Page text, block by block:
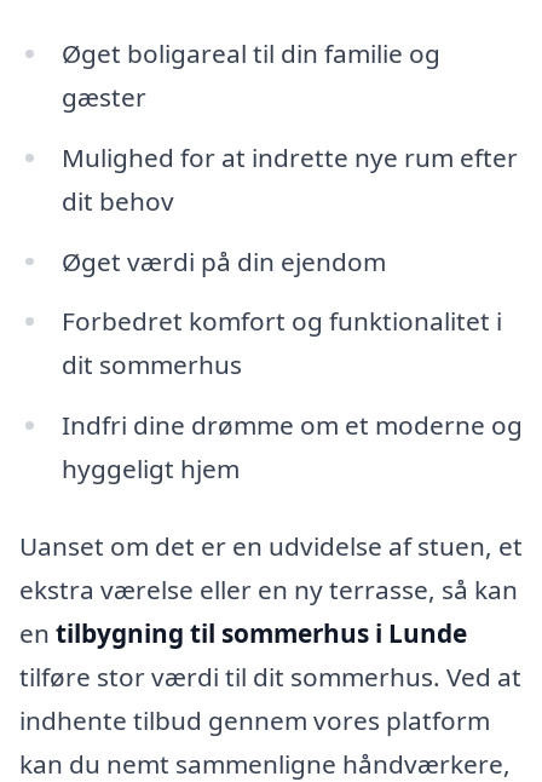
Øget boligareal til din familie og
gæster
Mulighed for at indrette nye rum efter
dit behov
Øget værdi på din ejendom
Forbedret komfort og funktionalitet i
dit sommerhus
Indfri dine drømme om et moderne og
hyggeligt hjem
Uanset om det er en udvidelse af stuen, et
ekstra værelse eller en ny terrasse, så kan
en tilbygning til sommerhus i Lunde
tilføre stor værdi til dit sommerhus. Ved at
indhente tilbud gennem vores platform
kan du nemt sammenligne håndværkere,